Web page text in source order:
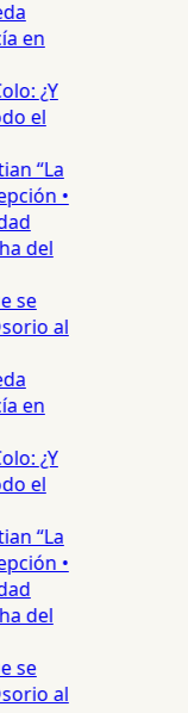
en
¿Y
el
“La
•
del
se
al
en
¿Y
el
“La
•
del
se
al